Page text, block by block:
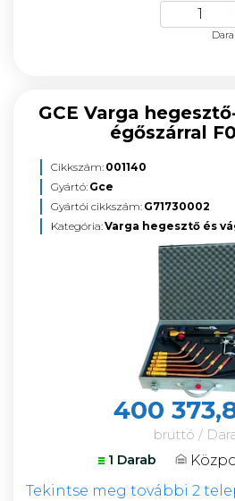
GCE Varga
égőszárral
Cikkszám: 001140
Gyártó: Gce
Gyártói cikkszám: G71730002
Kategória:Varga hegesztő és
400
bruttó /
1 Darab
Tekintse meg további 2